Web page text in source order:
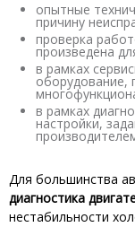
опытные
причину
проверка
произведена
в рамках
оборудование,
в рамках
настройки,
Для большинства
диагностика
нестабильности